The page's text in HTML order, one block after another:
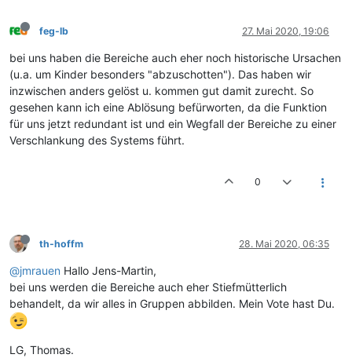
feg-lb 27. Mai 2020, 19:06
bei uns haben die Bereiche auch eher noch historische Ursachen
(u.a. um Kinder besonders "abzuschotten"). Das haben wir
inzwischen anders gelöst u. kommen gut damit zurecht. So
gesehen kann ich eine Ablösung befürworten, da die Funktion
für uns jetzt redundant ist und ein Wegfall der Bereiche zu einer
Verschlankung des Systems führt.
0
th-hoffm 28. Mai 2020, 06:35
@jmrauen Hallo Jens-Martin,
bei uns werden die Bereiche auch eher Stiefmütterlich
behandelt, da wir alles in Gruppen abbilden. Mein Vote hast Du.
LG, Thomas.